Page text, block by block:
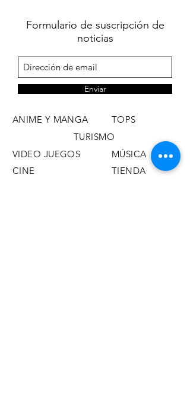
Formulario de suscripción de
noticias
Enviar
ANIME Y MANGA
TOPS
TURISMO
VIDEO JUEGOS
CINE
MÚSICA
TIENDA